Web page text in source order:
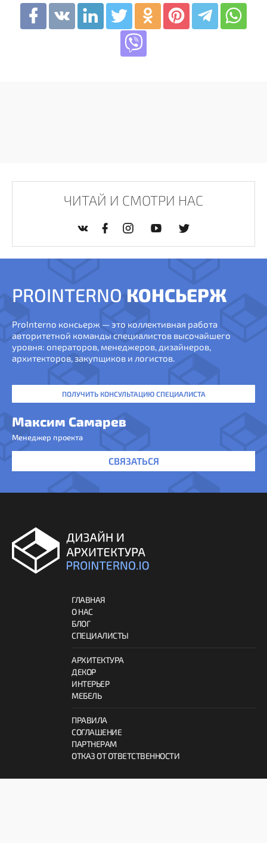
ЧИТАЙ И СМОТРИ НАС
PROINTERNO КОНСЬЕРЖ
ProInterno консьерж — это коллективная работа
авторитетной команды специалистов высочайшего
уровня: операторов, менеджеров, дизайнеров,
архитекторов, закупщиков и логистов.
ПОЛУЧИТЬ КОНСУЛЬТАЦИЮ СПЕЦИАЛИСТА
Максим Самарев
Менеджер проекта
СВЯЗАТЬСЯ
ГЛАВНАЯ
О НАС
БЛОГ
СПЕЦИАЛИСТЫ
АРХИТЕКТУРА
ДЕКОР
ИНТЕРЬЕР
МЕБЕЛЬ
ПРАВИЛА
СОГЛАШЕНИЕ
ПАРТНЕРАМ
ОТКАЗ ОТ ОТВЕТСТВЕННОСТИ